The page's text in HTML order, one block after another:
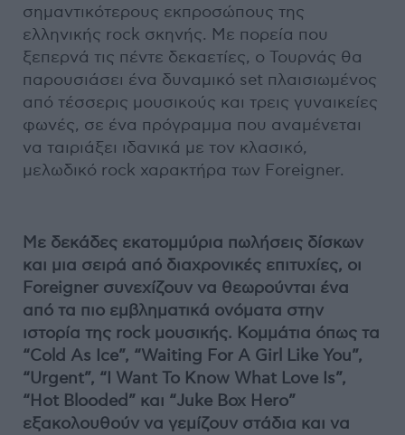
σημαντικότερους εκπροσώπους της
ελληνικής rock σκηνής. Με πορεία που
ξεπερνά τις πέντε δεκαετίες, ο Τουρνάς θα
παρουσιάσει ένα δυναμικό set πλαισιωμένος
από τέσσερις μουσικούς και τρεις γυναικείες
φωνές, σε ένα πρόγραμμα που αναμένεται
να ταιριάξει ιδανικά με τον κλασικό,
μελωδικό rock χαρακτήρα των Foreigner.
Με δεκάδες εκατομμύρια πωλήσεις δίσκων
και μια σειρά από διαχρονικές επιτυχίες, οι
Foreigner συνεχίζουν να θεωρούνται ένα
από τα πιο εμβληματικά ονόματα στην
ιστορία της rock μουσικής. Κομμάτια όπως τα
“Cold As Ice”, “Waiting For A Girl Like You”,
“Urgent”, “I Want To Know What Love Is”,
“Hot Blooded” και “Juke Box Hero”
εξακολουθούν να γεμίζουν στάδια και να